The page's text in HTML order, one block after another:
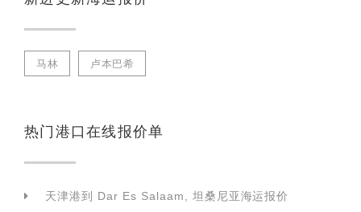
马林 卢本巴希
热门港口在线报价单
天津港到 Dar Es Salaam, 坦桑尼亚海运报价